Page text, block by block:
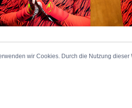
wir Cookies. Durch die Nutzung